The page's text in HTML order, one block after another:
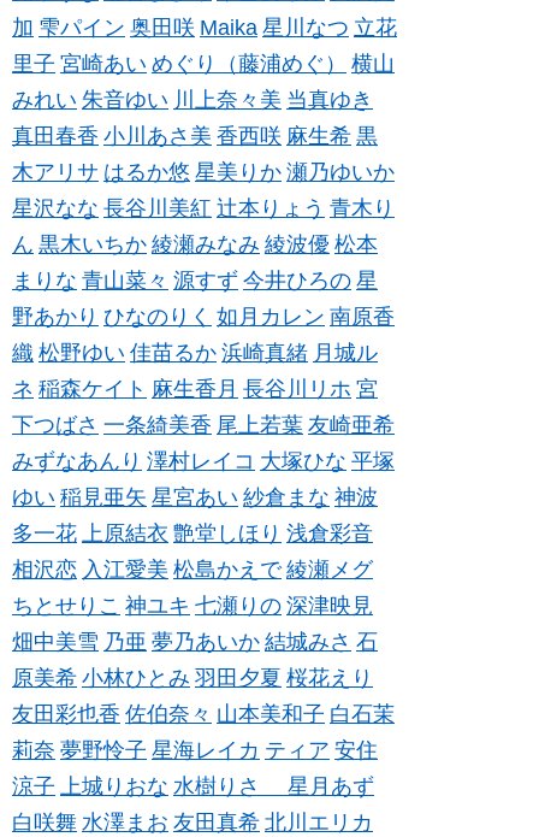
加 雫パイン 奥田咲 Maika 星川なつ 立花
里子 宮崎あい めぐり（藤浦めぐ）
横山
みれい 朱音ゆい 川上奈々美 当真ゆき
真田春香 小川あさ美 香西咲 麻生希 黒
木アリサ はるか悠 星美りか 瀬乃ゆいか
星沢なな 長谷川美紅 辻本りょう 青木り
ん 黒木いちか 綾瀬みなみ 綾波優 松本
まりな 青山菜々 源すず 今井ひろの 星
野あかり ひなのりく 如月カレン 南原香
織 松野ゆい 佳苗るか 浜崎真緒 月城ル
ネ 稲森ケイト 麻生香月 長谷川リホ 宮
下つばさ 一条綺美香 尾上若葉 友崎亜希
みずなあんり 澤村レイコ 大塚ひな 平塚
ゆい 稲見亜矢 星宮あい 紗倉まな 神波
多一花 上原結衣 艶堂しほり 浅倉彩音
相沢恋 入江愛美 松島かえで 綾瀬メグ
ちとせりこ 神ユキ 七瀬りの 深津映見
畑中美雪 乃亜 夢乃あいか 結城みさ 石
原美希 小林ひとみ 羽田夕夏 桜花えり
友田彩也香 佐伯奈々 山本美和子 白石茉
莉奈 夢野怜子 星海レイカ ティア 安住
涼子 上城りおな 水樹りさ 星月あず
白咲舞 水澤まお 友田真希 北川エリカ